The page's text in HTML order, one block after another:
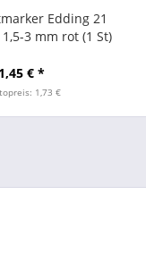
Edding 21
3 mm rot (1 St)
€ *
1,73 €